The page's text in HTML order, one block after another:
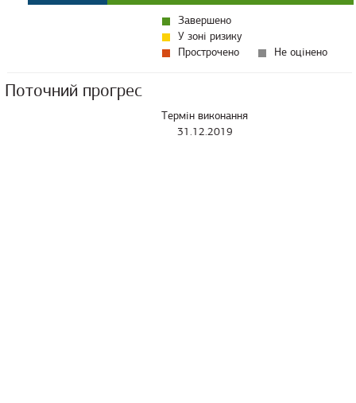
Завершено
У зоні ризику
Прострочено
Не оцінено
Поточний прогрес
Термін виконання
31.12.2019